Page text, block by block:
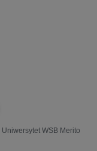
Uniwersytet WSB Merito